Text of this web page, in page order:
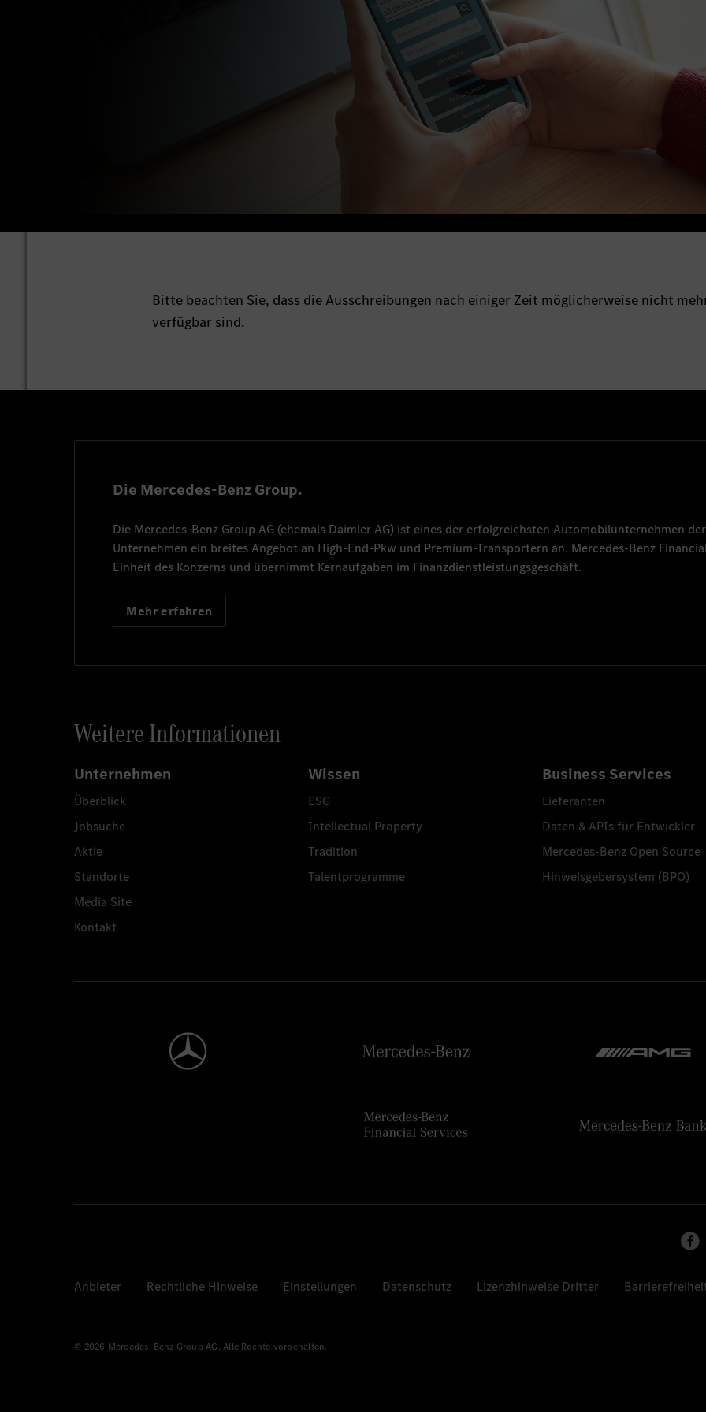
Bitte beachten Sie, dass die Ausschreibungen nach einiger Zeit möglicherweise nicht
verfügbar sind.
Die Mercedes-Benz Group.
Die Mercedes-Benz Group AG (ehemals Daimler AG) ist eines der erfolgreichsten Automobilunternehmen
Unternehmen ein breites Angebot an High-End-Pkw und Premium-Transportern an. Mercedes-Benz
Einheit des Konzerns und übernimmt Kernaufgaben im Finanzdienstleistungsgeschäft.
Mehr erfahren
Weitere Informationen
Unternehmen
Überblick
Jobsuche
Aktie
Standorte
Media Site
Kontakt
Wissen
ESG
Intellectual Property
Tradition
Talentprogramme
Business Services
Lieferanten
Daten & APIs für Entwickler
Mercedes-Benz Open Source
Hinweisgebersystem (BPO)
Anbieter Rechtliche Hinweise Einstellungen Datenschutz Lizenzhinweise Dritter
© 2026 Mercedes-Benz Group AG. Alle Rechte vorbehalten.